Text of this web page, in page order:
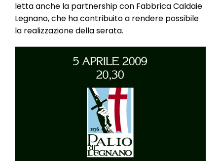
letta anche la partnership con Fabbrica Caldaie
Legnano, che ha contribuito a rendere possibile
la realizzazione della serata.